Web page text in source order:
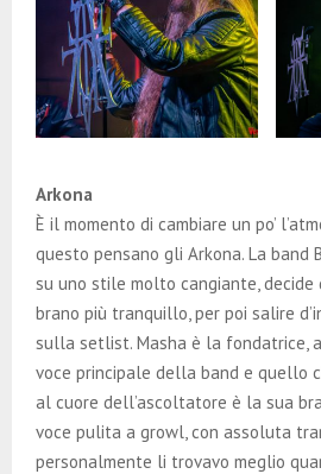
Arkona
È il momento di cambiare un po’
questo pensano gli Arkona. La band
su uno stile molto cangiante, decide
brano più tranquillo, per poi salire
sulla setlist. Masha è la fondatrice,
voce principale della band e quello
al cuore dell’ascoltatore è la sua
voce pulita a growl, con assoluta
personalmente li trovavo meglio